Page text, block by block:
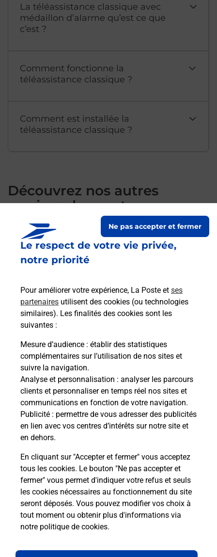
Le respect de votre vie privée,
notre priorité
Pour améliorer votre expérience, La Poste et ses
partenaires utilisent des cookies (ou technologies
similaires). Les finalités des cookies sont les
suivantes :
Mesure d’audience : établir des statistiques
complémentaires sur l’utilisation de nos sites et
suivre la navigation.
Analyse et personnalisation : analyser les parcours
clients et personnaliser en temps réel nos sites et
communications en fonction de votre navigation.
Publicité : permettre de vous adresser des publicités
en lien avec vos centres d’intérêts sur notre site et
en dehors.
En cliquant sur "Accepter et fermer" vous acceptez
tous les cookies. Le bouton "Ne pas accepter et
fermer" vous permet d'indiquer votre refus et seuls
les cookies nécessaires au fonctionnement du site
seront déposés. Vous pouvez modifier vos choix à
tout moment ou obtenir plus d'informations via
notre politique de cookies.
Ne pas accepter et fermer
La téléassistance classique avec
médaillon d’alarme qu’est ce que
c’est ?
Comment fonctionne la
téléassistance classique ?
Comment est installée la
téléassistance classique ?
Découvrez nos autres
services dans votre
commune Evron
S'inscrire au code de la route
Vous cherchez à passer votre code de la route auto
ou moto dans la commune Evron ? Découvrez toutes
nos solutions.
En savoir plus
Localiser Liste
Liste - téléassistance
Mayenne - téléassistance
Evron - téléassistance